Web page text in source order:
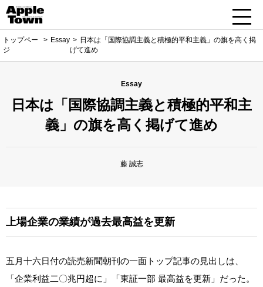
トップペー
ジ
Essay
日本は「国際協調主義と積極的平和主義」の旗を高く掲
げて進め
Essay
日本は「国際協調主義と積極的平和主
義」の旗を高く掲げて進め
藤 誠志
上場企業の業績が過去最高益を更新
五月十六日付の読売新聞朝刊の一面トップ記事の見出しは、
「企業利益二〇兆円超に」「東証一部 最高益を更新」だった。